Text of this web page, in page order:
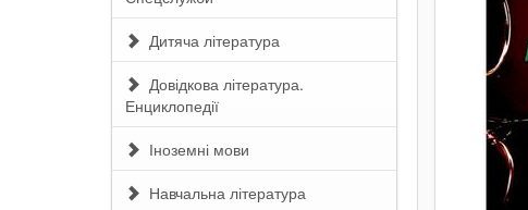
Дитяча література
Довідкова література.
Енциклопедії
Іноземні мови
Навчальна література